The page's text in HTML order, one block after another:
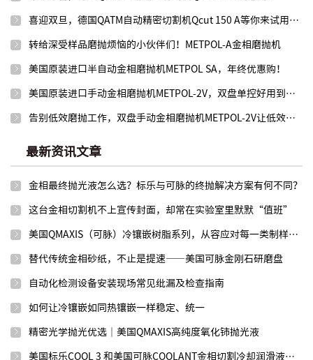
喜迎双旦，德国QATM自动精密切割机Qcut 150 A等你来试用选购！
转给深受样品磨抛烦恼的小伙伴们！METPOL-A金相磨抛机
美国原装进口半自动金相磨抛机METPOL SA，年终优惠购！
美国原装进口手动金相磨抛机METPOL-2V，双盘单控好用到飞起！
告别低效磨抛工作，双盘手动金相磨抛机METPOL-2V让低效撤退！
最新资讯文章
金相最终抛光液怎么选？标乐与可脉的终抛解决方案有何不同？
这台金相切割机不上宣传封面，却常在实验室里默默“值班”
美国QMAXIS（可脉）冷镶嵌树脂系列，从容应对每一类制样需求
替代传统金相砂纸，不止是提速——美国可脉金刚石研磨盘
自动化检测设备安装现场常见纰漏及检查指南
如何让冷镶嵌如同热镶嵌一样稳定、统一
精密光学抛光优选｜美国QMAXIS高纯度氧化铈抛光液
美国标乐COOL 3 和美国可脉COOLANT金相切割冷却润滑液效果如何？